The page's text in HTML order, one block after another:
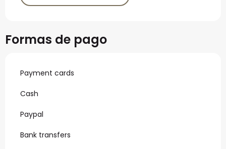
Formas de pago
Payment cards
Cash
Paypal
Bank transfers